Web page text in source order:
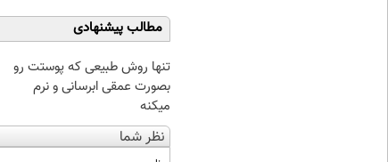
مطالب پیشنهادی
تنها روش طبیعی که پوستت رو
بصورت عمقی ابرسانی و نرم
میکنه
نظر شما